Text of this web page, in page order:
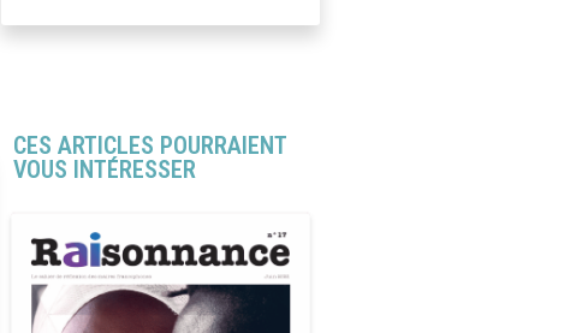
CES ARTICLES POURRAIENT
VOUS INTÉRESSER